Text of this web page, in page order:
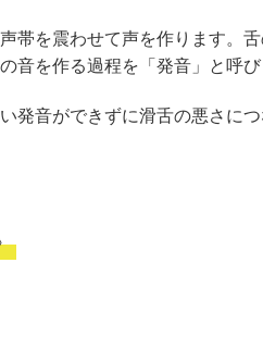
帯を震わせて声を作ります。
音を作る過程を「発音」と呼び
発音ができずに滑舌の悪さに